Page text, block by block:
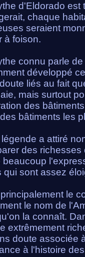
d'Eldorado est
chaque
seraient
à foison.
connu parle
développé
liés au fait
mais surtout
des
bâtiments les
légende a attiré
des
beaucoup
qui sont assez
le
le nom de
la connaît.
extrêmement
doute associée
à l'histoire